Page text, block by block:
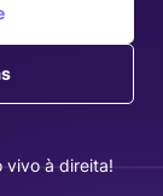
vivo à direita!